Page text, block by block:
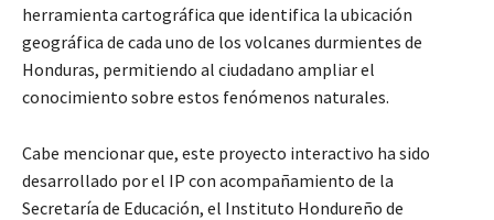
herramienta cartográfica que identifica la ubicación
geográfica de cada uno de los volcanes durmientes de
Honduras, permitiendo al ciudadano ampliar el
conocimiento sobre estos fenómenos naturales.
Cabe mencionar que, este proyecto interactivo ha sido
desarrollado por el IP con acompañamiento de la
Secretaría de Educación, el Instituto Hondureño de